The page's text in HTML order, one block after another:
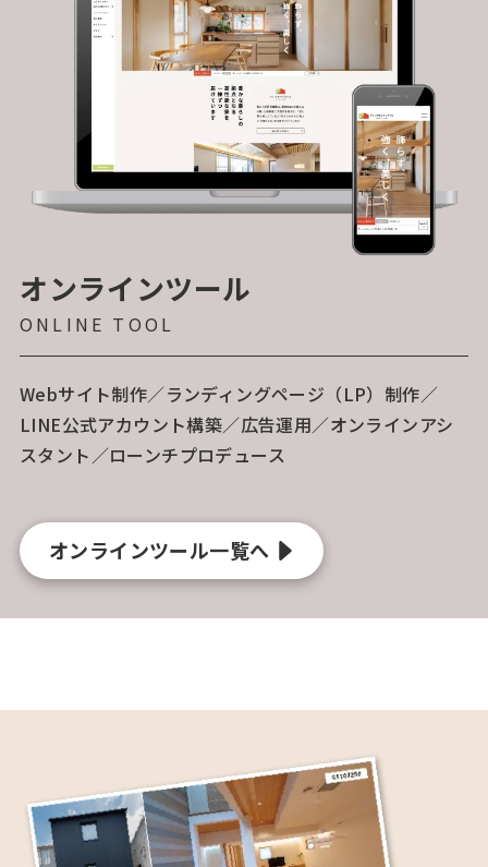
オンラインツール
ONLINE TOOL
Webサイト制作／ランディングページ（LP）制作／
LINE公式アカウント構築／広告運用／オンラインアシ
スタント／ローンチプロデュース
オンラインツール一覧へ